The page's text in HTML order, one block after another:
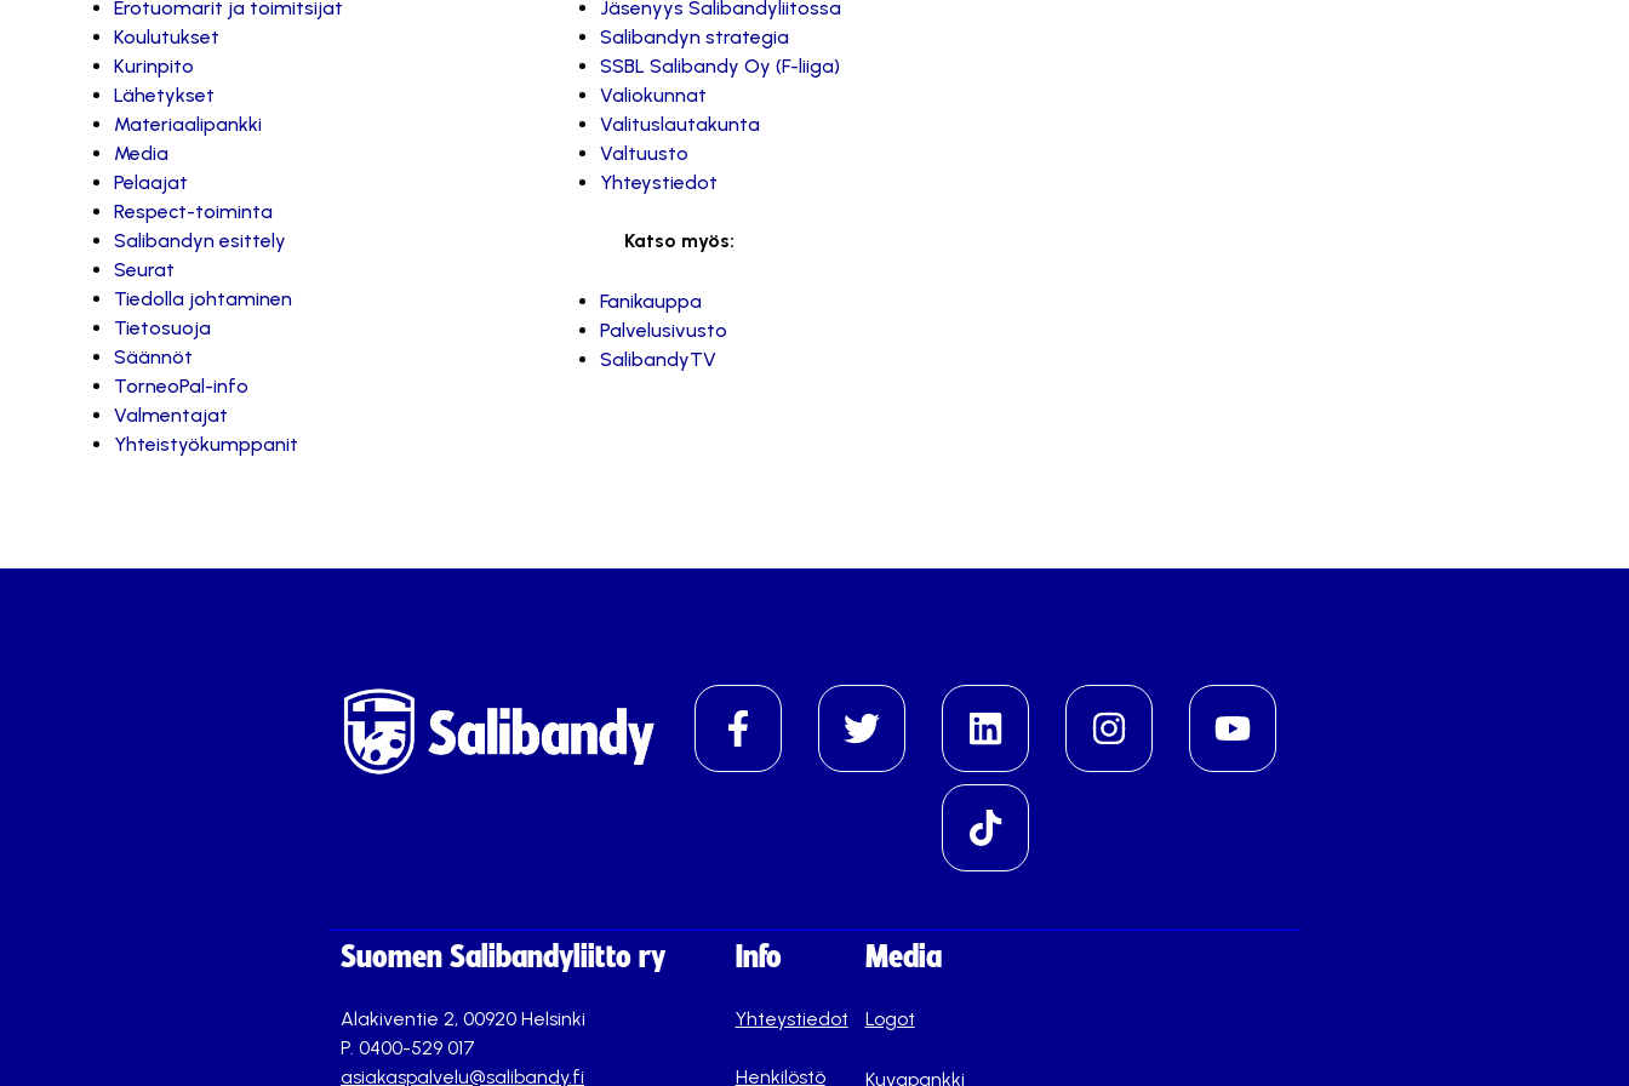
Erotuomarit ja toimitsijat
Koulutukset
Kurinpito
Lähetykset
Materiaalipankki
Media
Pelaajat
Respect-toiminta
Salibandyn esittely
Seurat
Tiedolla johtaminen
Tietosuoja
Säännöt
TorneoPal-info
Valmentajat
Yhteistyökumppanit
Jäsenyys Salibandyliitossa
Salibandyn strategia
SSBL Salibandy Oy (F-liiga)
Valiokunnat
Valituslautakunta
Valtuusto
Yhteystiedot
Katso myös:
Fanikauppa
Palvelusivusto
SalibandyTV
Suomen Salibandyliitto ry
Alakiventie 2, 00920 Helsinki
P. 0400-529 017
asiakaspalvelu@salibandy.fi
Info
Yhteystiedot
Henkilöstö
Media
Logot
Kuvapankki